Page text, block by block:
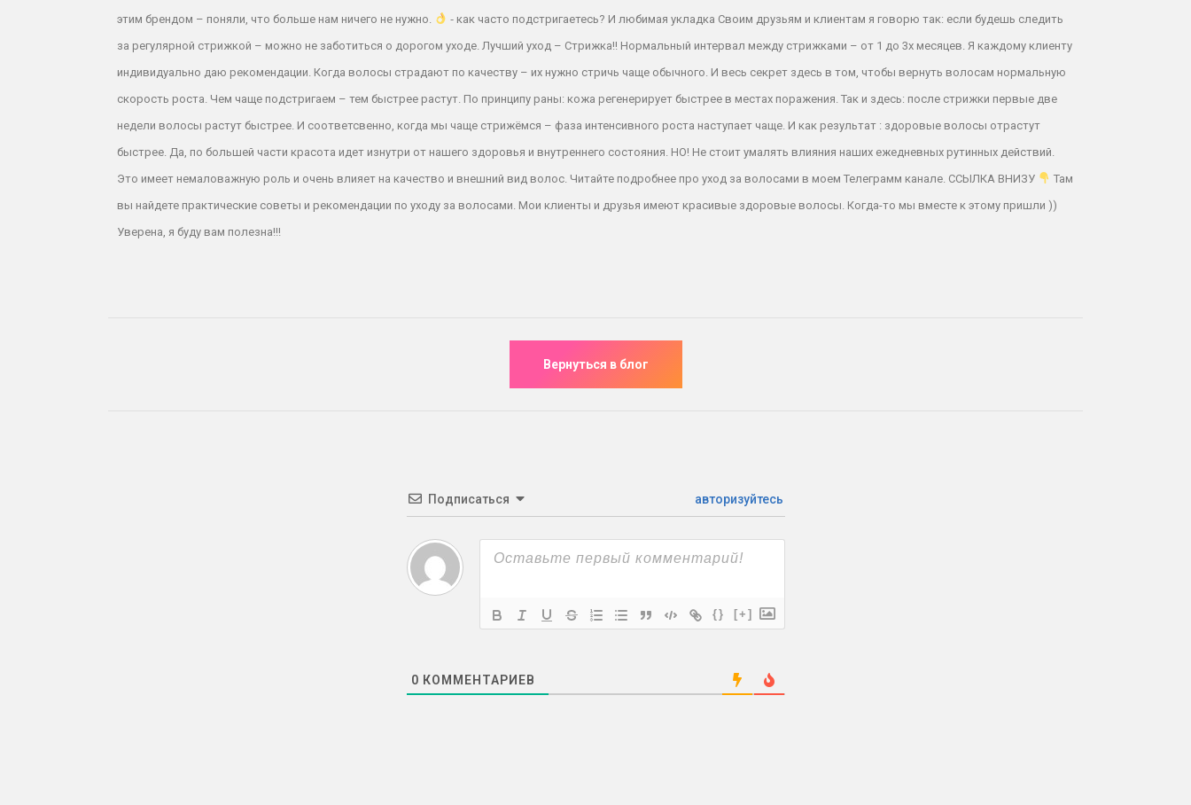
этим брендом – поняли, что больше нам ничего не нужно.
⁃ как часто подстригаетесь? И любимая укладка Своим друзьям и клиентам я говорю так: если будешь следить
за регулярной стрижкой – можно не заботиться о дорогом уходе. Лучший уход – Стрижка!! Нормальный интервал между стрижками – от 1 до 3х месяцев. Я каждому клиенту
индивидуально даю рекомендации. Когда волосы страдают по качеству – их нужно стричь чаще обычного. И весь секрет здесь в том, чтобы вернуть волосам нормальную
скорость роста. Чем чаще подстригаем – тем быстрее растут. По принципу раны: кожа регенерирует быстрее в местах поражения. Так и здесь: после стрижки первые две
недели волосы растут быстрее. И соответсвенно, когда мы чаще стрижёмся – фаза интенсивного роста наступает чаще. И как результат : здоровые волосы отрастут
быстрее. Да, по большей части красота идет изнутри от нашего здоровья и внутреннего состояния. НО! Не стоит умалять влияния наших ежедневных рутинных действий.
Это имеет немаловажную роль и очень влияет на качество и внешний вид волос. Читайте подробнее про уход за волосами в моем Телеграмм канале. ССЫЛКА ВНИЗУ
Там
вы найдете практические советы и рекомендации по уходу за волосами. Мои клиенты и друзья имеют красивые здоровые волосы. Когда-то мы вместе к этому пришли ))
Уверена, я буду вам полезна!!!
Подписаться авторизуйтесь
{} [+]
0 КОММЕНТАРИЕВ